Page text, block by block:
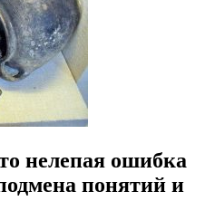
нелепая ошибка
понятий и